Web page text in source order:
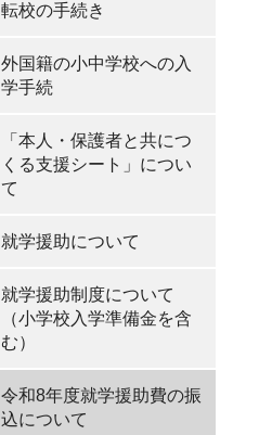
転校の手続き
外国籍の小中学校への入
学手続
「本人・保護者と共につ
くる支援シート」につい
て
就学援助について
就学援助制度について
（小学校入学準備金を含
む）
令和8年度就学援助費の振
込について